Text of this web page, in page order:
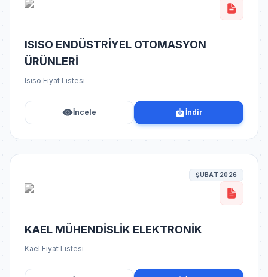
ISISO ENDÜSTRİYEL OTOMASYON
ÜRÜNLERİ
Isıso Fiyat Listesi
İncele İndir
ŞUBAT 2026
KAEL MÜHENDİSLİK ELEKTRONİK
Kael Fiyat Listesi